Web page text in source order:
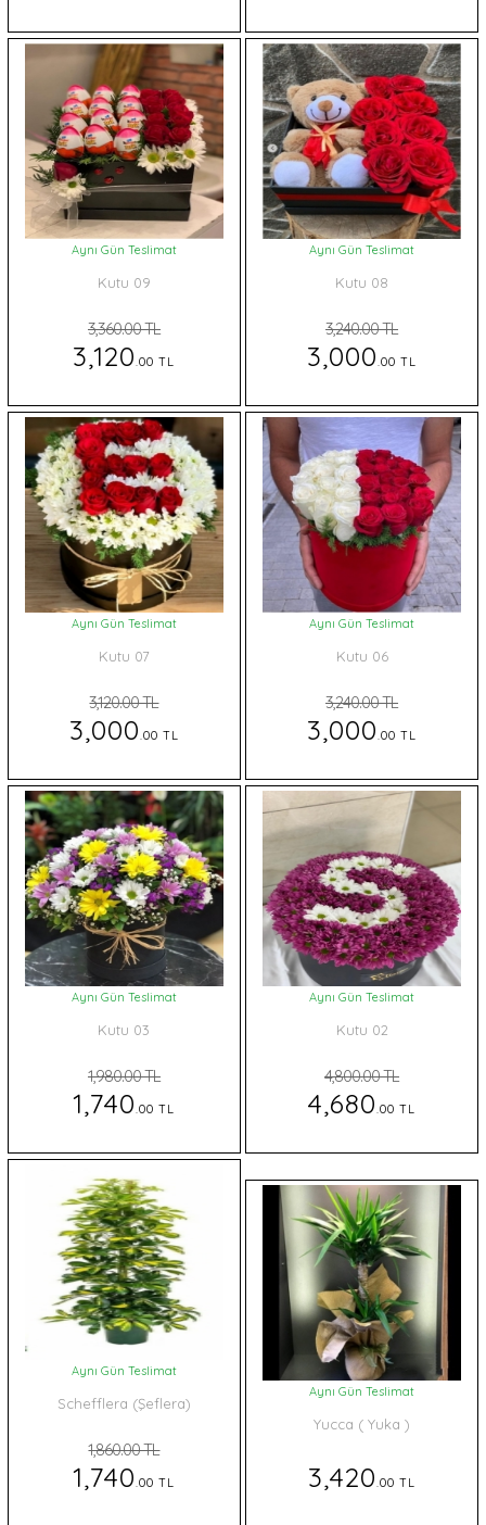
Aynı Gün Teslimat
Kutu 09
3,360.00 TL
3,120.00 TL
Aynı Gün Teslimat
Kutu 08
3,240.00 TL
3,000.00 TL
Aynı Gün Teslimat
Kutu 07
3,120.00 TL
3,000.00 TL
Aynı Gün Teslimat
Kutu 06
3,240.00 TL
3,000.00 TL
Aynı Gün Teslimat
Kutu 03
1,980.00 TL
1,740.00 TL
Aynı Gün Teslimat
Kutu 02
4,800.00 TL
4,680.00 TL
Aynı Gün Teslimat
Schefflera (Şeflera)
1,860.00 TL
1,740.00 TL
Aynı Gün Teslimat
Yucca ( Yuka )
3,420.00 TL